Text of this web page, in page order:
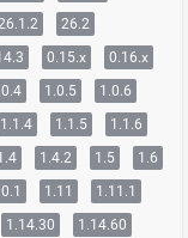
26.2
0.15.x
0.16.x
1.0.5
1.0.6
1.1.4 1.1.5
1.1.6
1.4.2 1.5
1.6
1.11
1.11.1
1.14.30
1.14.60